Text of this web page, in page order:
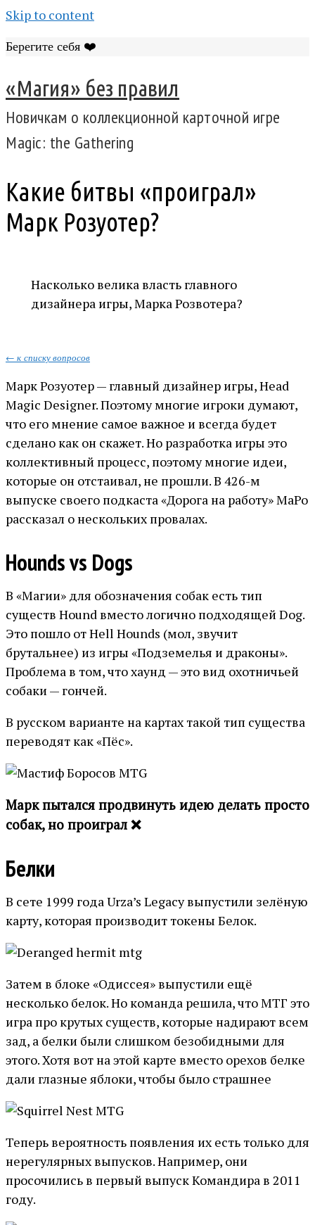
Skip to content
Берегите себя ❤️
«Магия» без правил
Новичкам о коллекционной карточной игре
Magic: the Gathering
Какие битвы «проиграл»
Марк Розуотер?
Насколько велика власть главного
дизайнера игры, Марка Розвотера?
← к списку вопросов
Марк Розуотер — главный дизайнер игры, Head
Magic Designer. Поэтому многие игроки думают,
что его мнение самое важное и всегда будет
сделано как он скажет. Но разработка игры это
коллективный процесс, поэтому многие идеи,
которые он отстаивал, не прошли. В 426-м
выпуске своего подкаста «Дорога на работу» МаРо
рассказал о нескольких провалах.
Hounds vs Dogs
В «Магии» для обозначения собак есть тип
существ Hound вместо логично подходящей Dog.
Это пошло от Hell Hounds (мол, звучит
брутальнее) из игры «Подземелья и драконы».
Проблема в том, что хаунд — это вид охотничьей
собаки — гончей.
В русском варианте на картах такой тип существа
переводят как «Пёс».
Марк пытался продвинуть идею делать просто
собак, но проиграл ❌
Белки
В сете 1999 года Urza’s Legacy выпустили зелёную
карту, которая производит токены Белок.
Затем в блоке «Одиссея» выпустили ещё
несколько белок. Но команда решила, что МТГ это
игра про крутых существ, которые надирают всем
зад, а белки были слишком безобидными для
этого. Хотя вот на этой карте вместо орехов белке
дали глазные яблоки, чтобы было страшнее
Теперь вероятность появления их есть только для
нерегулярных выпусков. Например, они
просочились в первый выпуск Командира в 2011
году.